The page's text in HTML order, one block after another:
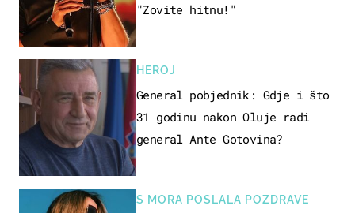
"Zovite hitnu!"
HEROJ
General pobjednik: Gdje i što
31 godinu nakon Oluje radi
general Ante Gotovina?
S MORA POSLALA POZDRAVE